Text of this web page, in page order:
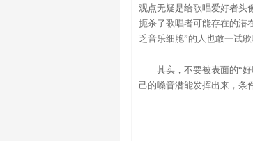
观点无疑是给歌唱爱好者头
扼杀了歌唱者可能存在的潜
乏音乐细胞”的人也敢一试
其实，不要被表面的“
己的嗓音潜能发挥出来，条